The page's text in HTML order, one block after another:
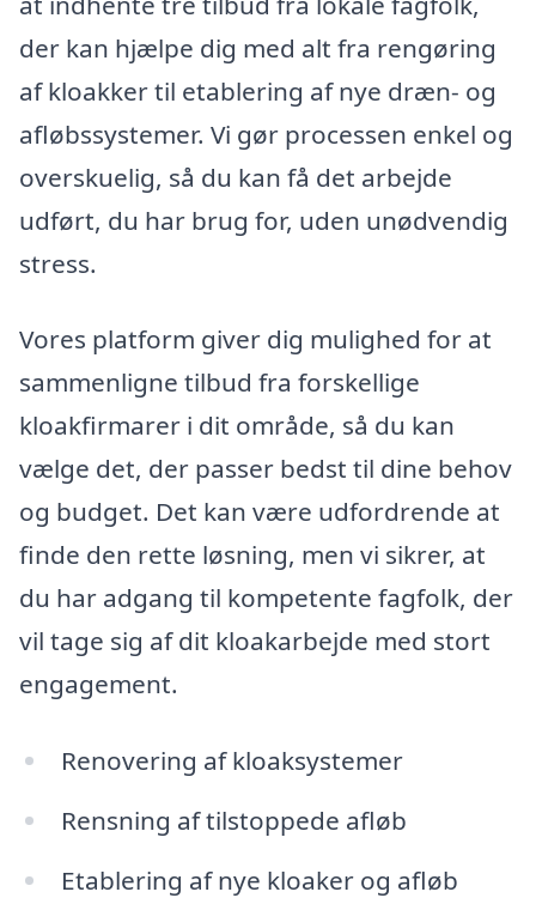
der kan hjælpe dig med alt fra rengøring
af kloakker til etablering af nye dræn- og
afløbssystemer. Vi gør processen enkel og
overskuelig, så du kan få det arbejde
udført, du har brug for, uden unødvendig
stress.
Vores platform giver dig mulighed for at
sammenligne tilbud fra forskellige
kloakfirmarer i dit område, så du kan
vælge det, der passer bedst til dine behov
og budget. Det kan være udfordrende at
finde den rette løsning, men vi sikrer, at
du har adgang til kompetente fagfolk, der
vil tage sig af dit kloakarbejde med stort
engagement.
Renovering af kloaksystemer
Rensning af tilstoppede afløb
Etablering af nye kloaker og afløb